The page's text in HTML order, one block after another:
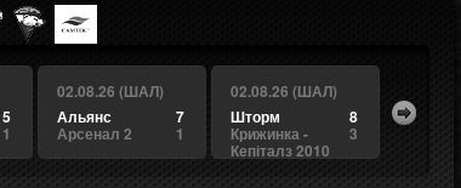
5
1
02.08.26 (ШАЛ)
7
Альянс
1
Арсенал 2
02.08.26 (ШАЛ)
8
Шторм
3
Крижинка -
Кепіталз 2010